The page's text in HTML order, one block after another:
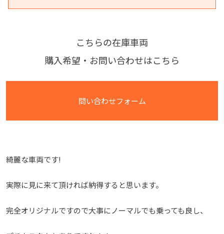
こちらの在庫車両
購入希望・お問い合わせはこちら
問い合わせフォーム
綺麗な車両です!
実際に見に来て頂ければ納得すると思います。
完全オリジナルですので大事にノーマルでも乗っても良し、